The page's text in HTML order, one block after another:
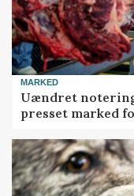
MARKED
Uændret
presset marked